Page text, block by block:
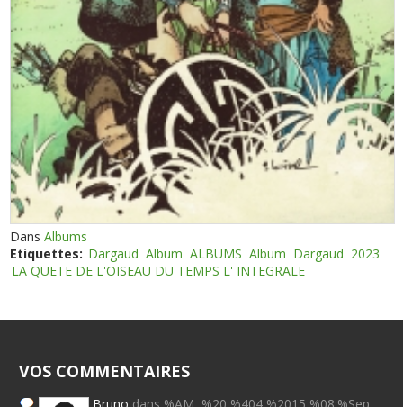
DansAlbums
Etiquettes: Dargaud Album ALBUMS Album Dargaud 2023
LA QUETE DE L'OISEAU DU TEMPS L' INTEGRALE
VOS COMMENTAIRES